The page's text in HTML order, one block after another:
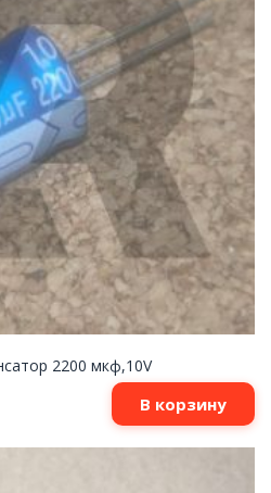
2200 мкф,10V
В корзину